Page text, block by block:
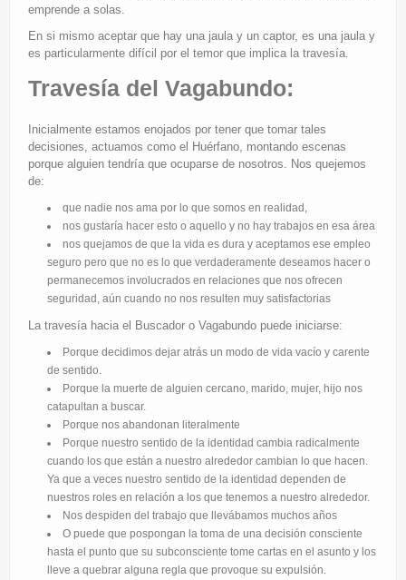
emprende a solas.
En si mismo aceptar que hay una jaula y un captor, es una jaula y
es particularmente difícil por el temor que implica la travesía.
Travesía del Vagabundo:
Inicialmente estamos enojados por tener que tomar tales
decisiones, actuamos como el Huérfano, montando escenas
porque alguien tendría que ocuparse de nosotros. Nos quejemos
de:
que nadie nos ama por lo que somos en realidad,
nos gustaría hacer esto o aquello y no hay trabajos en esa área
nos quejamos de que la vida es dura y aceptamos ese empleo
seguro pero que no es lo que verdaderamente deseamos hacer o
permanecemos involucrados en relaciones que nos ofrecen
seguridad, aún cuando no nos resulten muy satisfactorias
La travesía hacia el Buscador o Vagabundo puede iniciarse:
Porque decidimos dejar atrás un modo de vida vacío y carente
de sentido.
Porque la muerte de alguien cercano, marido, mujer, hijo nos
catapultan a buscar.
Porque nos abandonan literalmente
Porque nuestro sentido de la identidad cambia radicalmente
cuando los que están a nuestro alrededor cambian lo que hacen.
Ya que a veces nuestro sentido de la identidad dependen de
nuestros roles en relación a los que tenemos a nuestro alrededor.
Nos despiden del trabajo que llevábamos muchos años
O puede que pospongan la toma de una decisión consciente
hasta el punto que su subconsciente tome cartas en el asunto y los
lleve a quebrar alguna regla que provoque su expulsión.